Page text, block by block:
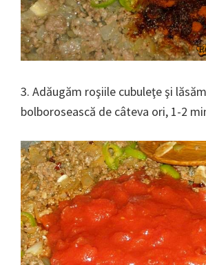
3. Adăugăm roşiile cubuleţe şi
bolborosească de câteva ori, 1-2